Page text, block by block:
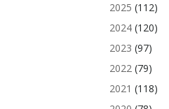
2025 (112)
2024 (120)
2023 (97)
2022 (79)
2021 (118)